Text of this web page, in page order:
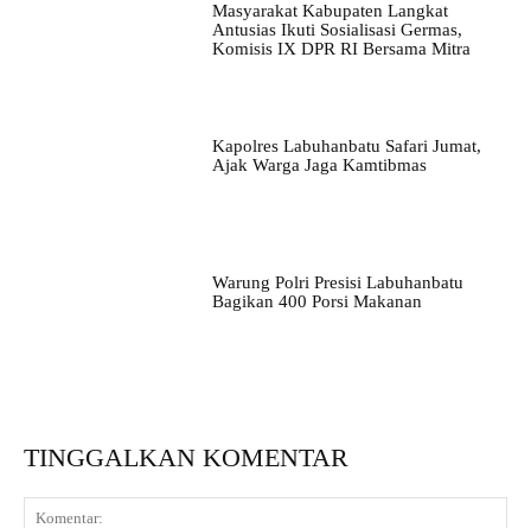
Masyarakat Kabupaten Langkat
Antusias Ikuti Sosialisasi Germas,
Komisis IX DPR RI Bersama Mitra
Kapolres Labuhanbatu Safari Jumat,
Ajak Warga Jaga Kamtibmas
Warung Polri Presisi Labuhanbatu
Bagikan 400 Porsi Makanan
TINGGALKAN KOMENTAR